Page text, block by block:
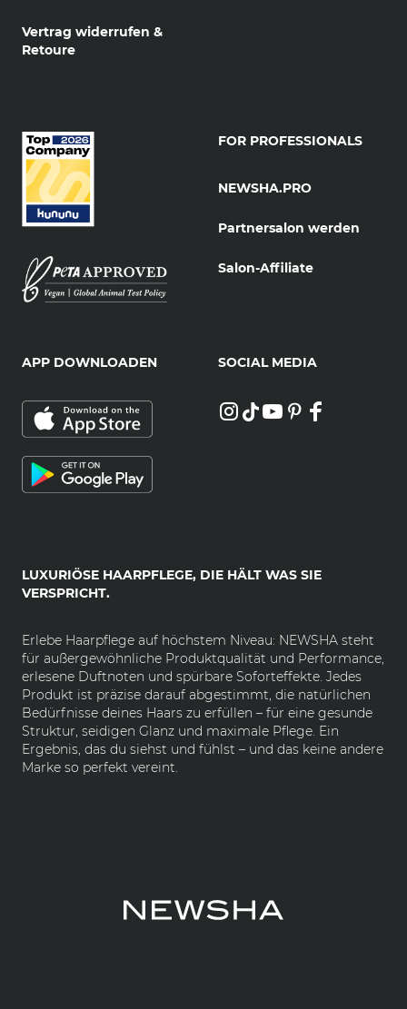
Vertrag widerrufen &
Retoure
LUXURIÖSE HAARPFLEGE, DIE HÄLT WAS SIE
VERSPRICHT.
Erlebe Haarpflege auf höchstem Niveau: NEWSHA steht
für außergewöhnliche Produktqualität und Performance,
erlesene Duftnoten und spürbare Soforteffekte. Jedes
Produkt ist präzise darauf abgestimmt, die natürlichen
Bedürfnisse deines Haars zu erfüllen – für eine gesunde
Struktur, seidigen Glanz und maximale Pflege. Ein
Ergebnis, das du siehst und fühlst – und das keine andere
Marke so perfekt vereint.
FOR PROFESSIONALS
NEWSHA.PRO
Partnersalon werden
Salon-Affiliate
APP DOWNLOADEN SOCIAL MEDIA